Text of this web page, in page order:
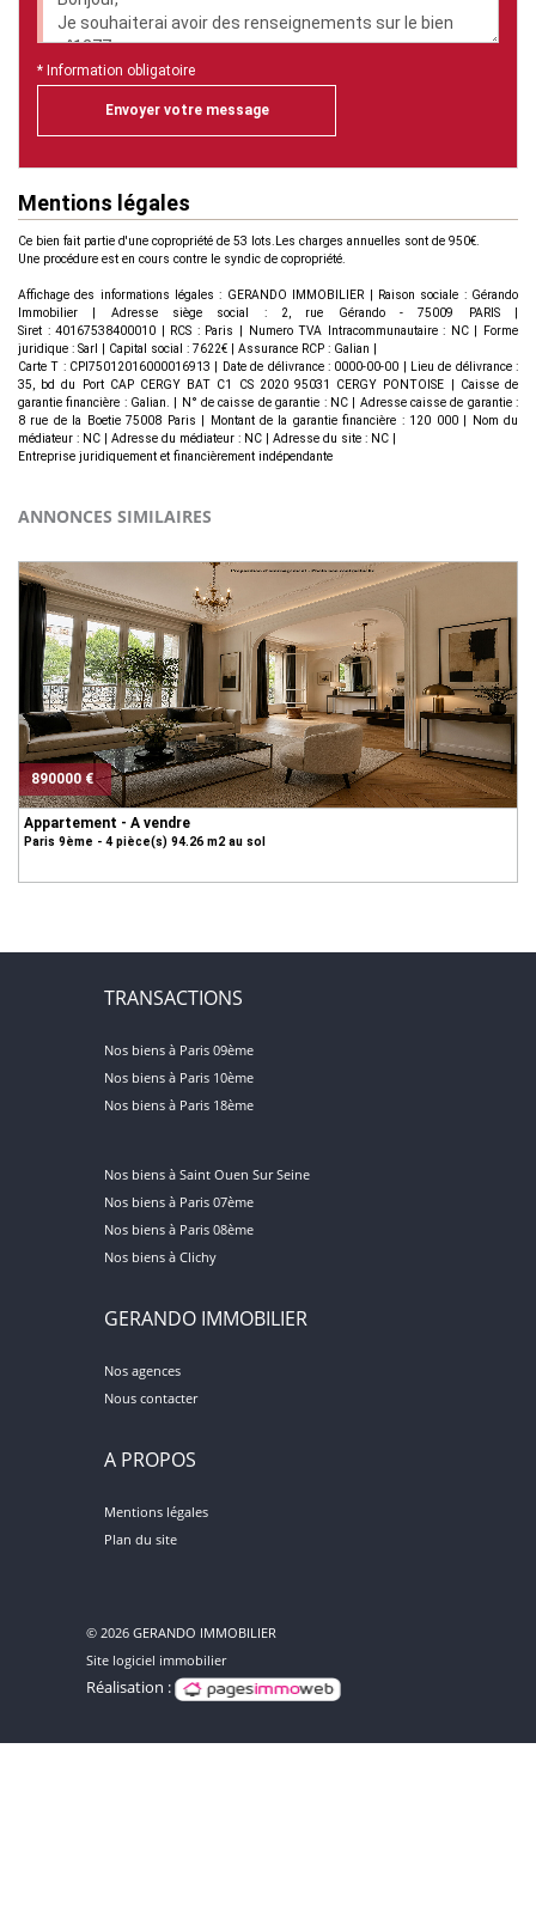
* Information obligatoire
Envoyer votre message
Mentions légales
Ce bien fait partie d'une copropriété de 53 lots.Les charges annuelles sont de 950€.
Une procédure est en cours contre le syndic de copropriété.
Affichage des informations légales : GERANDO IMMOBILIER | Raison sociale : Gérando
Immobilier | Adresse siège social : 2, rue Gérando - 75009 PARIS |
Siret : 40167538400010 | RCS : Paris | Numero TVA Intracommunautaire : NC | Forme
juridique : Sarl | Capital social : 7622€ | Assurance RCP : Galian |
Carte T : CPI75012016000016913 | Date de délivrance : 0000-00-00 | Lieu de délivrance :
35, bd du Port CAP CERGY BAT C1 CS 2020 95031 CERGY PONTOISE | Caisse de
garantie financière : Galian. | N° de caisse de garantie : NC | Adresse caisse de garantie :
8 rue de la Boetie 75008 Paris | Montant de la garantie financière : 120 000 | Nom du
médiateur : NC | Adresse du médiateur : NC | Adresse du site : NC |
Entreprise juridiquement et financièrement indépendante
ANNONCES SIMILAIRES
890000 €
Appartement - A vendre
Paris 9ème - 4 pièce(s) 94.26 m2 au sol
TRANSACTIONS
Nos biens à Paris 09ème
Nos biens à Paris 10ème
Nos biens à Paris 18ème
Nos biens à Saint Ouen Sur Seine
Nos biens à Paris 07ème
Nos biens à Paris 08ème
Nos biens à Clichy
GERANDO IMMOBILIER
Nos agences
Nous contacter
A PROPOS
Mentions légales
Plan du site
© 2026 GERANDO IMMOBILIER
Site logiciel immobilier
Réalisation :